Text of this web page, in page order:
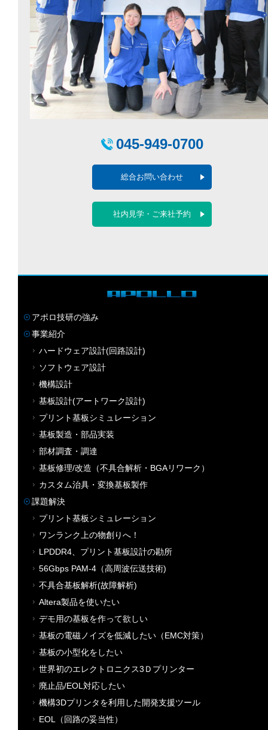
045-949-0700
総合お問い合わせ
社内見学・ご来社予約
アポロ技研の強み
事業紹介
ハードウェア設計(回路設計)
ソフトウェア設計
機構設計
基板設計(アートワーク設計)
プリント基板シミュレーション
基板製造・部品実装
部材調査・調達
基板修理/改造（不具合解析・BGAリワーク）
カスタム治具・変換基板製作
課題解決
プリント基板シミュレーション
ワンランク上の物創りへ！
LPDDR4、プリント基板設計の勘所
56Gbps PAM-4（高周波伝送技術)
不具合基板解析(故障解析)
Altera製品を使いたい
デモ用の基板を作って欲しい
基板の電磁ノイズを低減したい（EMC対策）
基板の小型化をしたい
世界初のエレクトロニクス3Ｄプリンター
廃止品/EOL対応したい
機構3Dプリンタを利用した開発支援ツール
EOL（回路の妥当性）